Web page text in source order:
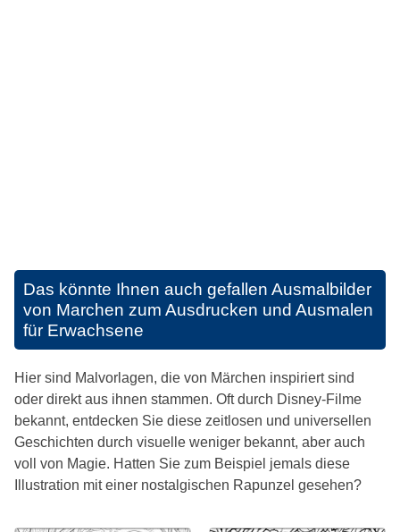
Das könnte Ihnen auch gefallen Ausmalbilder
von Marchen zum Ausdrucken und Ausmalen
für Erwachsene
Hier sind Malvorlagen, die von Märchen inspiriert sind
oder direkt aus ihnen stammen. Oft durch Disney-Filme
bekannt, entdecken Sie diese zeitlosen und universellen
Geschichten durch visuelle weniger bekannt, aber auch
voll von Magie. Hatten Sie zum Beispiel jemals diese
Illustration mit einer nostalgischen Rapunzel gesehen?